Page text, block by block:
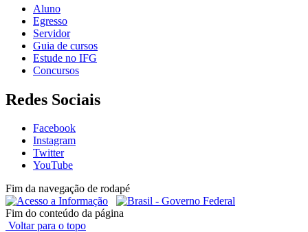
Aluno
Egresso
Servidor
Guia de cursos
Estude no IFG
Concursos
Redes Sociais
Facebook
Instagram
Twitter
YouTube
Fim da navegação de rodapé
Fim do conteúdo da página
Voltar para o topo